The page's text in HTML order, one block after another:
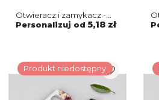
Otwieracz i zamykacz -
PasteLove Motyw 2
Personalizuj od 5,18 zł
Produkt niedostępny